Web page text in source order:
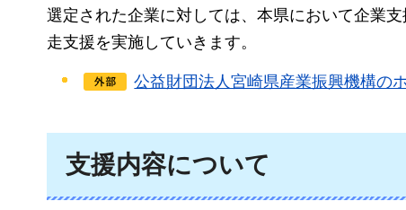
選定された企業に対しては、本県において企業
走支援を実施していきます。
公益財団法人宮崎県産業振興機構の
支援内容について